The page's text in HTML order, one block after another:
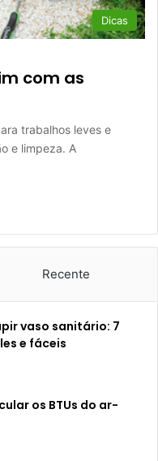
Dicas
com as
trabalhos leves e
e limpeza. A
Recente
vaso sanitário: 7
e fáceis
os BTUs do ar-